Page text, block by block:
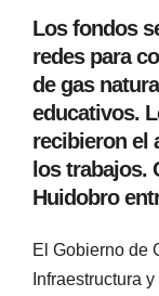
Los fondos
redes para
de gas
educativos.
recibieron el
los trabajos.
Huidobro
El Gobierno de
Infraestructura